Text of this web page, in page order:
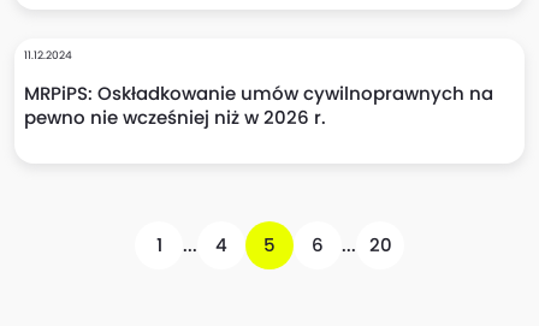
11.12.2024
MRPiPS: Oskładkowanie umów cywilnoprawnych na
pewno nie wcześniej niż w 2026 r.
1 ... 4 5 6 ... 20